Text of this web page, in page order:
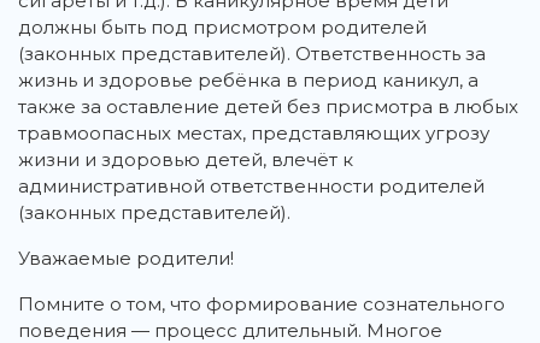
должны быть под присмотром родителей
(законных представителей). Ответственность за
жизнь и здоровье ребёнка в период каникул, а
также за оставление детей без присмотра в любых
травмоопасных местах, представляющих угрозу
жизни и здоровью детей, влечёт к
административной ответственности родителей
(законных представителей).
Уважаемые родители!
Помните о том, что формирование сознательного
поведения — процесс длительный. Многое